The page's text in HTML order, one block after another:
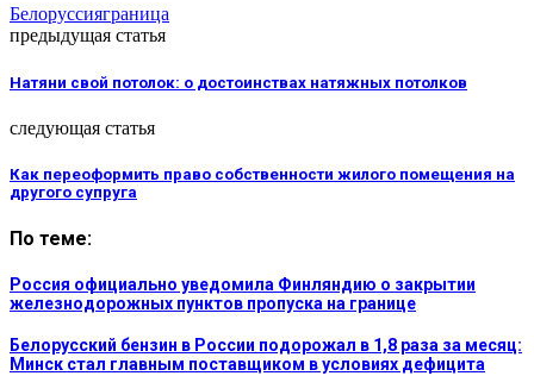
Белоруссияграница
предыдущая статья
Натяни свой потолок: о достоинствах натяжных потолков
следующая статья
Как переоформить право собственности жилого помещения на
другого супруга
По теме:
Россия официально уведомила Финляндию о закрытии
железнодорожных пунктов пропуска на границе
Белорусский бензин в России подорожал в 1,8 раза за месяц:
Минск стал главным поставщиком в условиях дефицита